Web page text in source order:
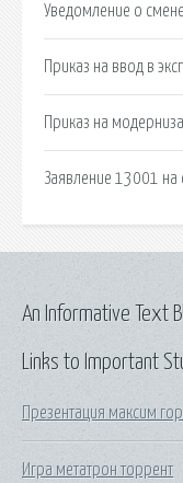
Уведомление о
Приказ на ввод в
Приказ на
Заявление 13001 на
Links to Important
Презентация максим
Игра метатрон торрент
An Informative Text